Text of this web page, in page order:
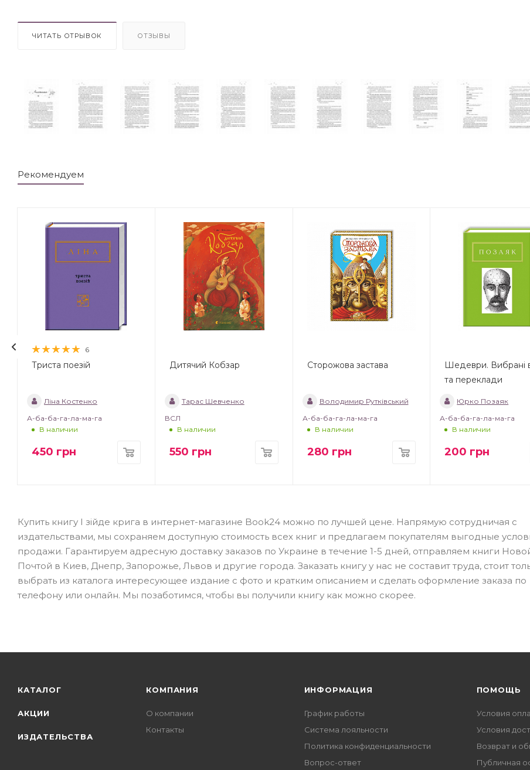
ЧИТАТЬ ОТРЫВОК ОТЗЫВЫ
Рекомендуем
6
Триста поезій
Ліна Костенко
А-ба-ба-га-ла-ма-га
В наличии
450 грн
Дитячий Кобзар
Тарас Шевченко
ВСЛ
В наличии
550 грн
Сторожова застава
Володимир Рутківський
А-ба-ба-га-ла-ма-га
В наличии
280 грн
Шедеври. Вибрані
та переклади
Юрко Позаяк
А-ба-ба-га-ла-ма-га
В наличии
200 грн
Купить книгу І зійде крига в интернет-магазине Book24 можно по лучшей цене. Напрямую сотрудничая с
издательствами, мы сохраняем доступную стоимость всех книг и предлагаем покупателям выгодные
продажи. Гарантируем адресную доставку заказов по Украине в течение 1-5 дней, отправляем книги
Почтой в Киев, Днепр, Запорожье, Львов и другие города. Заказать книгу у нас не составит труда, стоит
выбрать из каталога интересующее издание с фото и кратким описанием и сделать оформление заказа по
телефону или онлайн. Мы позаботимся, чтобы вы получили книгу как можно скорее.
КАТАЛОГ
АКЦИИ
ИЗДАТЕЛЬСТВА
КОМПАНИЯ
О компании
Контакты
ИНФОРМАЦИЯ
График работы
Система лояльности
Политика конфиденциальности
Вопрос-ответ
ПОМОЩЬ
Условия
Условия
Возврат и
Публичная